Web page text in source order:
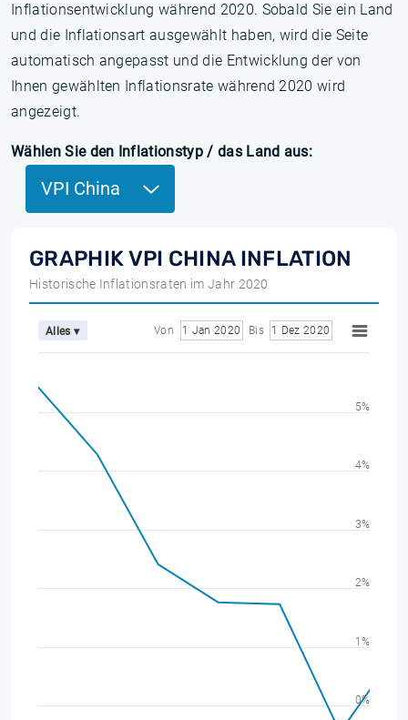
Inflationsentwicklung während 2020. Sobald Sie ein Land
und die Inflationsart ausgewählt haben, wird die Seite
automatisch angepasst und die Entwicklung der von
Ihnen gewählten Inflationsrate während 2020 wird
angezeigt.
Wählen Sie den Inflationstyp / das Land aus:
VPI China
GRAPHIK VPI CHINA INFLATION
Historische Inflationsraten im Jahr 2020
Alles ▾ Von 1 Jan 2020 Bis 1 Dez 2020
0%
1%
2%
3%
4%
5%